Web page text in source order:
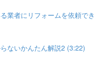
業者にリフォームを依頼でき
ないかんたん解説2 (3:22)